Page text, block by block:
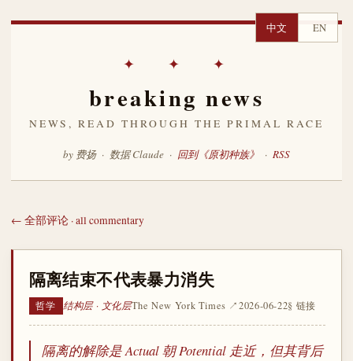
中文 EN
✦ ✦ ✦
breaking news
NEWS, READ THROUGH THE PRIMAL RACE
by 费扬 · 数据 Claude · 回到《原初种族》 · RSS
← 全部评论 · all commentary
隔离结束不代表暴力消失
哲学 结构层 · 文化层The New York Times ↗2026-06-22§ 链接
隔离的解除是 Actual 朝 Potential 走近，但其背后